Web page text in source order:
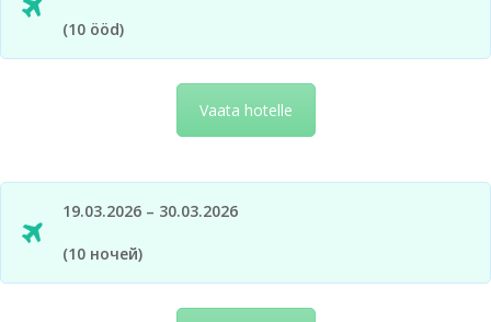
(10 ööd)
Vaata hotelle
19.03.2026 – 30.03.2026
(10 ночей)